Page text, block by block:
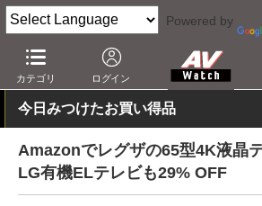
Powered by
カテゴリ ログイン
AV Watch 動向 ショップ セール
今日みつけたお買い得品
Amazonでレグザの65型4K液晶
LG有機ELテレビも29% OFF